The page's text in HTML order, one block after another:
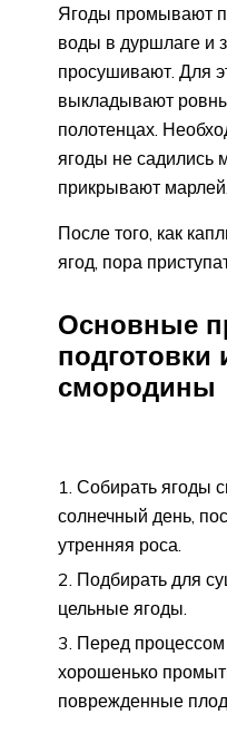
Ягоды промывают
воды в дуршлаге и
просушивают. Для
выкладывают
полотенцах.
ягоды не садились
прикрывают марлей.
После того, как
ягод, пора
Основные
смородины
Собирать ягоды
солнечный день,
утренняя роса.
Подбирать для
цельные ягоды.
Перед процессом
хорошенько
поврежденные